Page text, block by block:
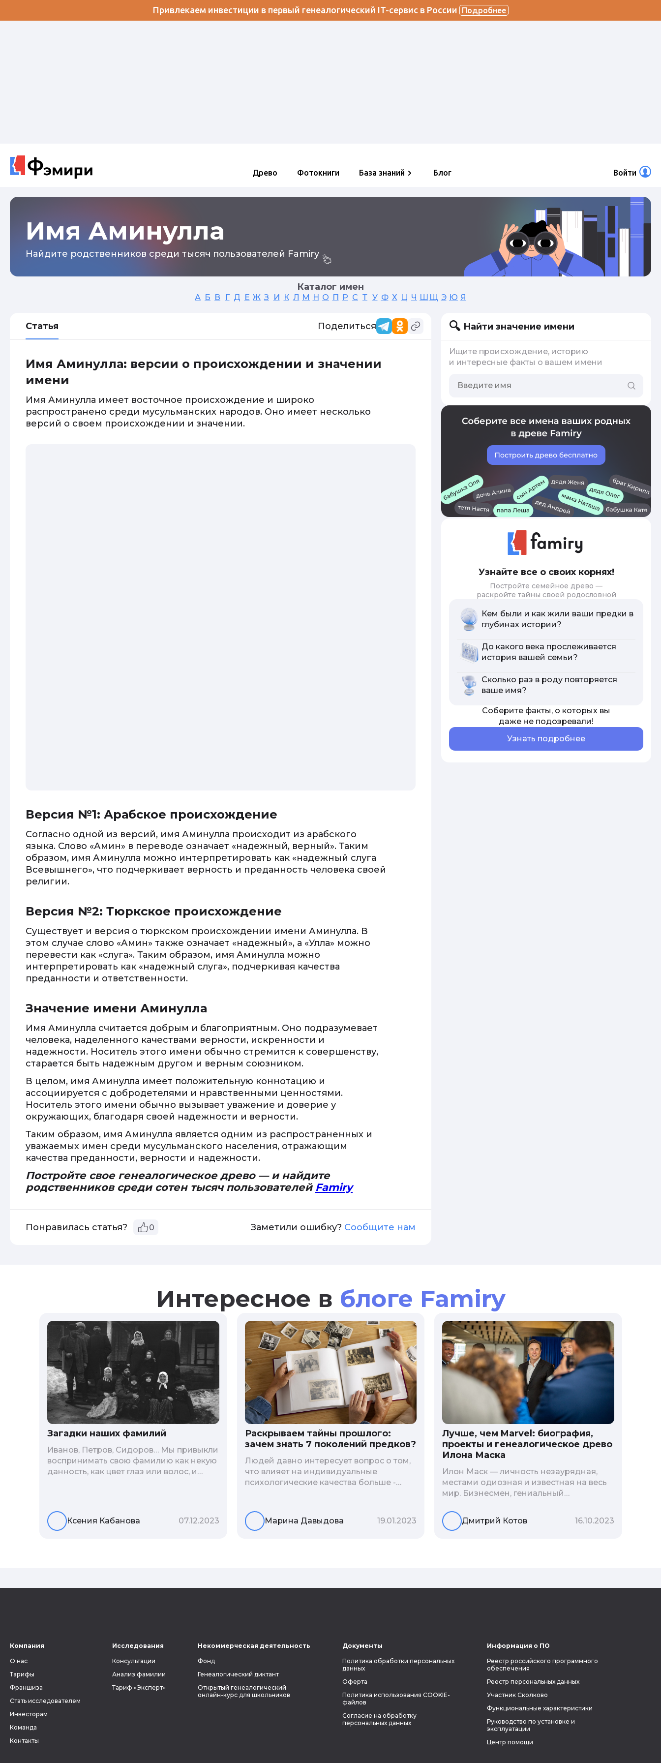
Привлекаем инвестиции в первый генеалогический IT-сервис в России Подробнее
Древо Фотокниги База знаний Блог Войти
Имя Аминулла
Найдите родственников среди тысяч пользователей Famiry
Каталог имен
А Б В Г Д Е Ж З И К Л М Н О П Р С Т У Ф Х Ц Ч Ш Щ Э Ю Я
Статья Поделиться
Имя Аминулла: версии о происхождении и значении
имени
Имя Аминулла имеет восточное происхождение и широко
распространено среди мусульманских народов. Оно имеет несколько
версий о своем происхождении и значении.
Версия №1: Арабское происхождение
Согласно одной из версий, имя Аминулла происходит из арабского
языка. Слово «Амин» в переводе означает «надежный, верный». Таким
образом, имя Аминулла можно интерпретировать как «надежный слуга
Всевышнего», что подчеркивает верность и преданность человека своей
религии.
Версия №2: Тюркское происхождение
Существует и версия о тюркском происхождении имени Аминулла. В
этом случае слово «Амин» также означает «надежный», а «Улла» можно
перевести как «слуга». Таким образом, имя Аминулла можно
интерпретировать как «надежный слуга», подчеркивая качества
преданности и ответственности.
Значение имени Аминулла
Имя Аминулла считается добрым и благоприятным. Оно подразумевает
человека, наделенного качествами верности, искренности и
надежности. Носитель этого имени обычно стремится к совершенству,
старается быть надежным другом и верным союзником.
В целом, имя Аминулла имеет положительную коннотацию и
ассоциируется с добродетелями и нравственными ценностями.
Носитель этого имени обычно вызывает уважение и доверие у
окружающих, благодаря своей надежности и верности.
Таким образом, имя Аминулла является одним из распространенных и
уважаемых имен среди мусульманского населения, отражающим
качества преданности, верности и надежности.
Постройте свое генеалогическое древо — и найдите
родственников среди сотен тысяч пользователей Famiry
Понравилась статья? 0 Заметили ошибку? Сообщите нам
Найти значение имени
Ищите происхождение, историю
и интересные факты о вашем имени
Узнайте все о своих корнях!
Постройте семейное древо —
раскройте тайны своей родословной
Кем были и как жили ваши предки в
глубинах истории?
До какого века прослеживается
история вашей семьи?
Сколько раз в роду повторяется
ваше имя?
Соберите факты, о которых вы
даже не подозревали!
Узнать подробнее
Интересное в блоге Famiry
Загадки наших фамилий
Иванов, Петров, Сидоров… Мы привыкли
воспринимать свою фамилию как некую
данность, как цвет глаз или волос, и
неблагозвучной или, наоборот,
«дворянской» фамилией, и какие
секреты она может раскрыть о судьбе
Ксения Кабанова 07.12.2023
Раскрываем тайны прошлого:
зачем знать 7 поколений предков?
Людей давно интересует вопрос о том,
что влияет на индивидуальные
психологические качества больше -
человека. В астрологической практике
существует понятие геноскоп - влияние
семи поколений предков на судьбу
Марина Давыдова 19.01.2023
Лучше, чем Marvel: биография,
проекты и генеалогическое древо
Илона Маска
Илон Маск — личность незаурядная,
местами одиозная и известная на весь
мир. Бизнесмен, гениальный
изобретатель и миллиардер, живой
прообраз экранного Железного
человека — настоящий супергерой в
поделиться с читателями блога фактами
Дмитрий Котов 16.10.2023
Компания
О нас
Тарифы
Франшиза
Стать исследователем
Инвесторам
Команда
Контакты
Исследования
Консультации
Анализ фамилии
Тариф «Эксперт»
Некоммерческая деятельность
Фонд
Генеалогический диктант
Открытый генеалогический
онлайн-курс для школьников
Документы
Политика обработки персональных
данных
Оферта
Политика использования COOKIE-
файлов
Согласие на обработку
персональных данных
Информация о ПО
Реестр российского программного
обеспечения
Реестр персональных данных
Участник Сколково
Функциональные характеристики
Руководство по установке и
эксплуатации
Центр помощи